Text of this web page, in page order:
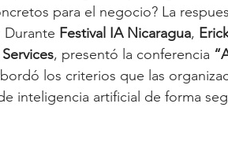
para el negocio? La
Durante Festival IA Nicaragua,
, presentó la conferencia
los criterios que las
inteligencia artificial de forma